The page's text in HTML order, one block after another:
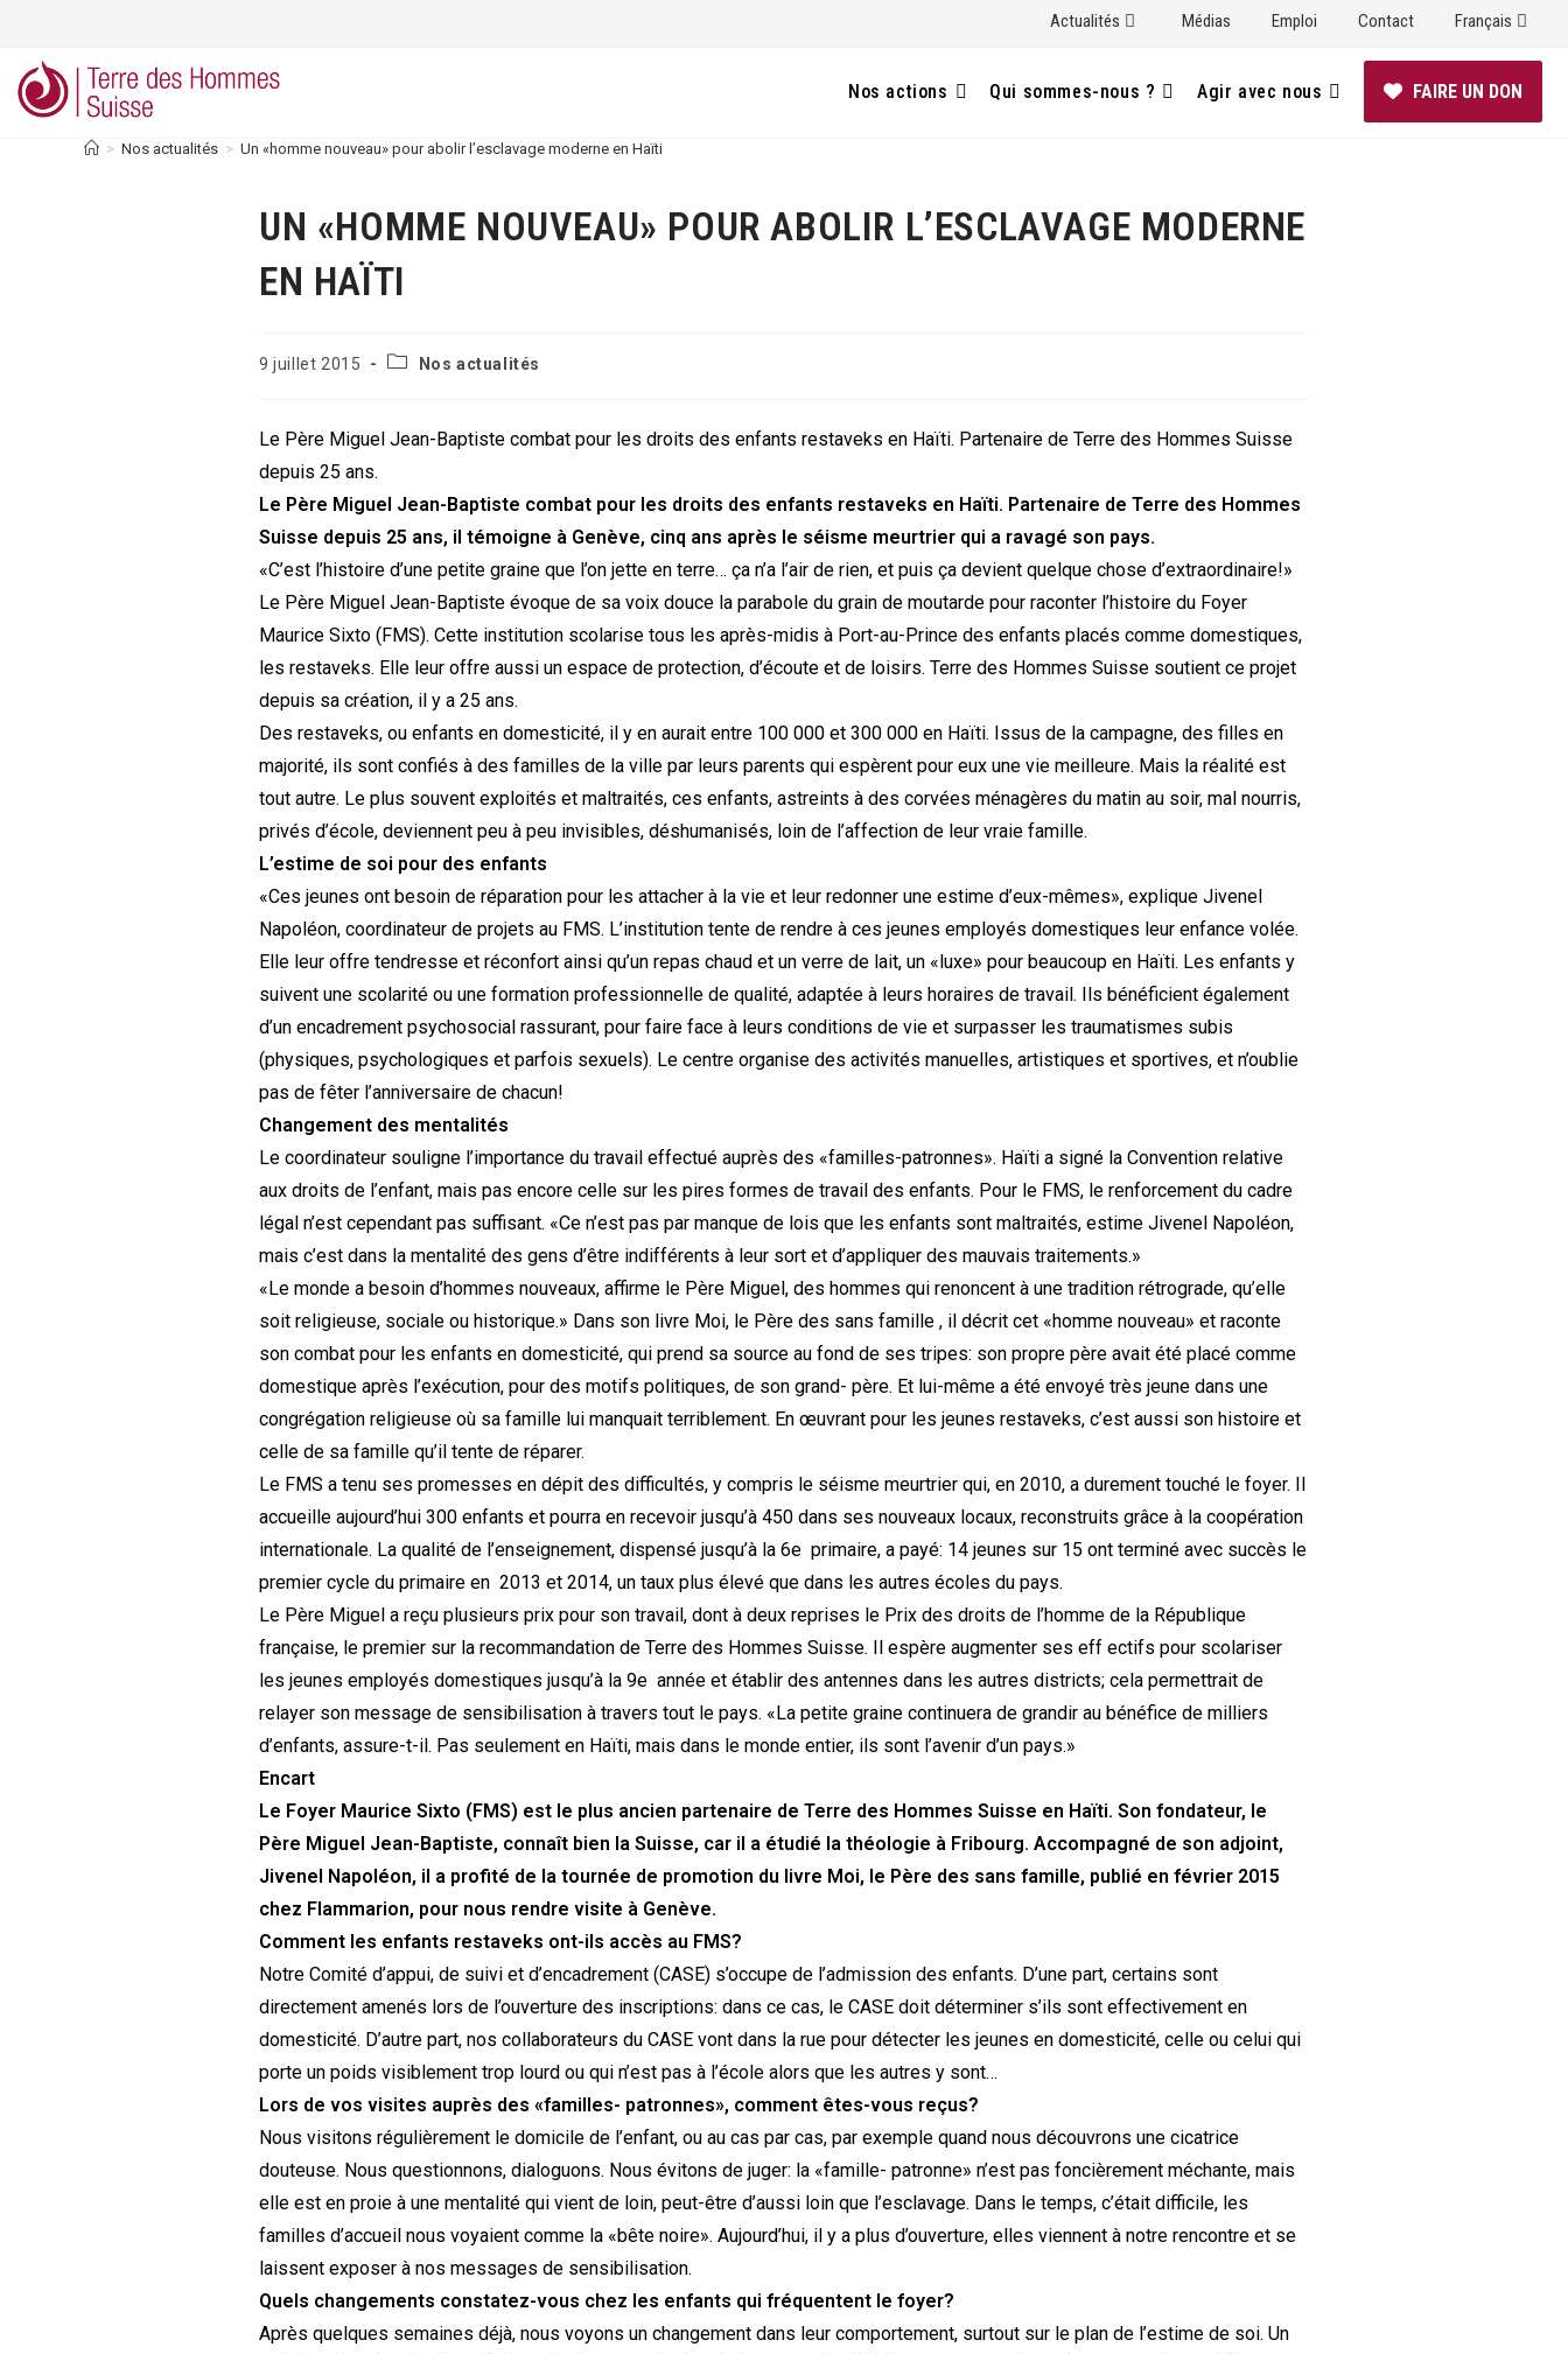
content
Actualités Médias Emploi Contact Français
Nos actions Qui sommes-nous ? Agir avec nous FAIRE UN DON
> Nos actualités > Un «homme nouveau» pour abolir l’esclavage moderne en Haïti
UN «HOMME NOUVEAU» POUR ABOLIR L’ESCLAVAGE MODERNE
EN HAÏTI
Publication
9 juillet 2015
PostNos actualités
Le Père Miguel Jean-Baptiste combat pour les droits des enfants restaveks en Haïti. Partenaire de Terre des Hommes Suisse
depuis 25 ans.
Le Père Miguel Jean-Baptiste combat pour les droits des enfants restaveks en Haïti. Partenaire de Terre des Hommes
Suisse depuis 25 ans, il témoigne à Genève, cinq ans après le séisme meurtrier qui a ravagé son pays.
«C’est l’histoire d’une petite graine que l’on jette en terre… ça n’a l’air de rien, et puis ça devient quelque chose d’extraordinaire!»
Le Père Miguel Jean-Baptiste évoque de sa voix douce la parabole du grain de moutarde pour raconter l’histoire du Foyer
Maurice Sixto (FMS). Cette institution scolarise tous les après-midis à Port-au-Prince des enfants placés comme domestiques,
les restaveks. Elle leur offre aussi un espace de protection, d’écoute et de loisirs. Terre des Hommes Suisse soutient ce projet
depuis sa création, il y a 25 ans.
Des restaveks, ou enfants en domesticité, il y en aurait entre 100 000 et 300 000 en Haïti. Issus de la campagne, des filles en
majorité, ils sont confiés à des familles de la ville par leurs parents qui espèrent pour eux une vie meilleure. Mais la réalité est
tout autre. Le plus souvent exploités et maltraités, ces enfants, astreints à des corvées ménagères du matin au soir, mal nourris,
privés d’école, deviennent peu à peu invisibles, déshumanisés, loin de l’affection de leur vraie famille.
L’estime de soi pour des enfants
«Ces jeunes ont besoin de réparation pour les attacher à la vie et leur redonner une estime d’eux-mêmes», explique Jivenel
Napoléon, coordinateur de projets au FMS. L’institution tente de rendre à ces jeunes employés domestiques leur enfance volée.
Elle leur offre tendresse et réconfort ainsi qu’un repas chaud et un verre de lait, un «luxe» pour beaucoup en Haïti. Les enfants y
suivent une scolarité ou une formation professionnelle de qualité, adaptée à leurs horaires de travail. Ils bénéficient également
d’un encadrement psychosocial rassurant, pour faire face à leurs conditions de vie et surpasser les traumatismes subis
(physiques, psychologiques et parfois sexuels). Le centre organise des activités manuelles, artistiques et sportives, et n’oublie
pas de fêter l’anniversaire de chacun!
Changement des mentalités
Le coordinateur souligne l’importance du travail effectué auprès des «familles-patronnes». Haïti a signé la Convention relative
aux droits de l’enfant, mais pas encore celle sur les pires formes de travail des enfants. Pour le FMS, le renforcement du cadre
légal n’est cependant pas suffisant. «Ce n’est pas par manque de lois que les enfants sont maltraités, estime Jivenel Napoléon,
mais c’est dans la mentalité des gens d’être indifférents à leur sort et d’appliquer des mauvais traitements.»
«Le monde a besoin d’hommes nouveaux, affirme le Père Miguel, des hommes qui renoncent à une tradition rétrograde, qu’elle
soit religieuse, sociale ou historique.» Dans son livre Moi, le Père des sans famille , il décrit cet «homme nouveau» et raconte
son combat pour les enfants en domesticité, qui prend sa source au fond de ses tripes: son propre père avait été placé comme
domestique après l’exécution, pour des motifs politiques, de son grand- père. Et lui-même a été envoyé très jeune dans une
congrégation religieuse où sa famille lui manquait terriblement. En œuvrant pour les jeunes restaveks, c’est aussi son histoire et
celle de sa famille qu’il tente de réparer.
Le FMS a tenu ses promesses en dépit des difficultés, y compris le séisme meurtrier qui, en 2010, a durement touché le foyer. Il
accueille aujourd’hui 300 enfants et pourra en recevoir jusqu’à 450 dans ses nouveaux locaux, reconstruits grâce à la coopération
internationale. La qualité de l’enseignement, dispensé jusqu’à la 6e primaire, a payé: 14 jeunes sur 15 ont terminé avec succès le
premier cycle du primaire en 2013 et 2014, un taux plus élevé que dans les autres écoles du pays.
Le Père Miguel a reçu plusieurs prix pour son travail, dont à deux reprises le Prix des droits de l’homme de la République
française, le premier sur la recommandation de Terre des Hommes Suisse. Il espère augmenter ses eff ectifs pour scolariser
les jeunes employés domestiques jusqu’à la 9e année et établir des antennes dans les autres districts; cela permettrait de
relayer son message de sensibilisation à travers tout le pays. «La petite graine continuera de grandir au bénéfice de milliers
d’enfants, assure-t-il. Pas seulement en Haïti, mais dans le monde entier, ils sont l’avenir d’un pays.»
Encart
Le Foyer Maurice Sixto (FMS) est le plus ancien partenaire de Terre des Hommes Suisse en Haïti. Son fondateur, le
Père Miguel Jean-Baptiste, connaît bien la Suisse, car il a étudié la théologie à Fribourg. Accompagné de son adjoint,
Jivenel Napoléon, il a profité de la tournée de promotion du livre Moi, le Père des sans famille, publié en février 2015
chez Flammarion, pour nous rendre visite à Genève.
Comment les enfants restaveks ont-ils accès au FMS?
Notre Comité d’appui, de suivi et d’encadrement (CASE) s’occupe de l’admission des enfants. D’une part, certains sont
directement amenés lors de l’ouverture des inscriptions: dans ce cas, le CASE doit déterminer s’ils sont effectivement en
domesticité. D’autre part, nos collaborateurs du CASE vont dans la rue pour détecter les jeunes en domesticité, celle ou celui qui
porte un poids visiblement trop lourd ou qui n’est pas à l’école alors que les autres y sont…
Lors de vos visites auprès des «familles- patronnes», comment êtes-vous reçus?
Nous visitons régulièrement le domicile de l’enfant, ou au cas par cas, par exemple quand nous découvrons une cicatrice
douteuse. Nous questionnons, dialoguons. Nous évitons de juger: la «famille- patronne» n’est pas foncièrement méchante, mais
elle est en proie à une mentalité qui vient de loin, peut-être d’aussi loin que l’esclavage. Dans le temps, c’était difficile, les
familles d’accueil nous voyaient comme la «bête noire». Aujourd’hui, il y a plus d’ouverture, elles viennent à notre rencontre et se
laissent exposer à nos messages de sensibilisation.
Quels changements constatez-vous chez les enfants qui fréquentent le foyer?
Après quelques semaines déjà, nous voyons un changement dans leur comportement, surtout sur le plan de l’estime de soi. Un